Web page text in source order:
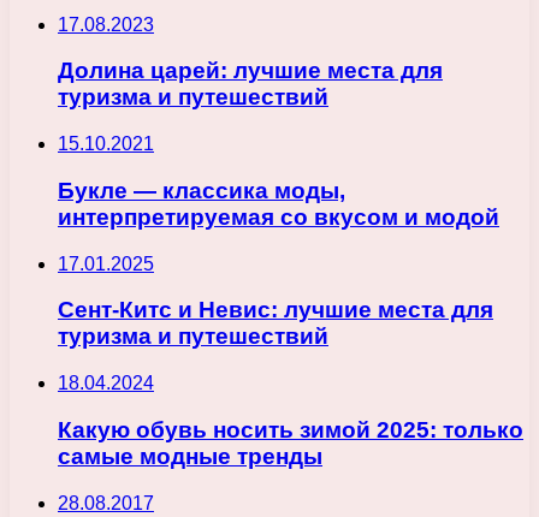
17.08.2023
Долина царей: лучшие места для
туризма и путешествий
15.10.2021
Букле — классика моды,
интерпретируемая со вкусом и модой
17.01.2025
Сент-Китс и Невис: лучшие места для
туризма и путешествий
18.04.2024
Какую обувь носить зимой 2025: только
самые модные тренды
28.08.2017